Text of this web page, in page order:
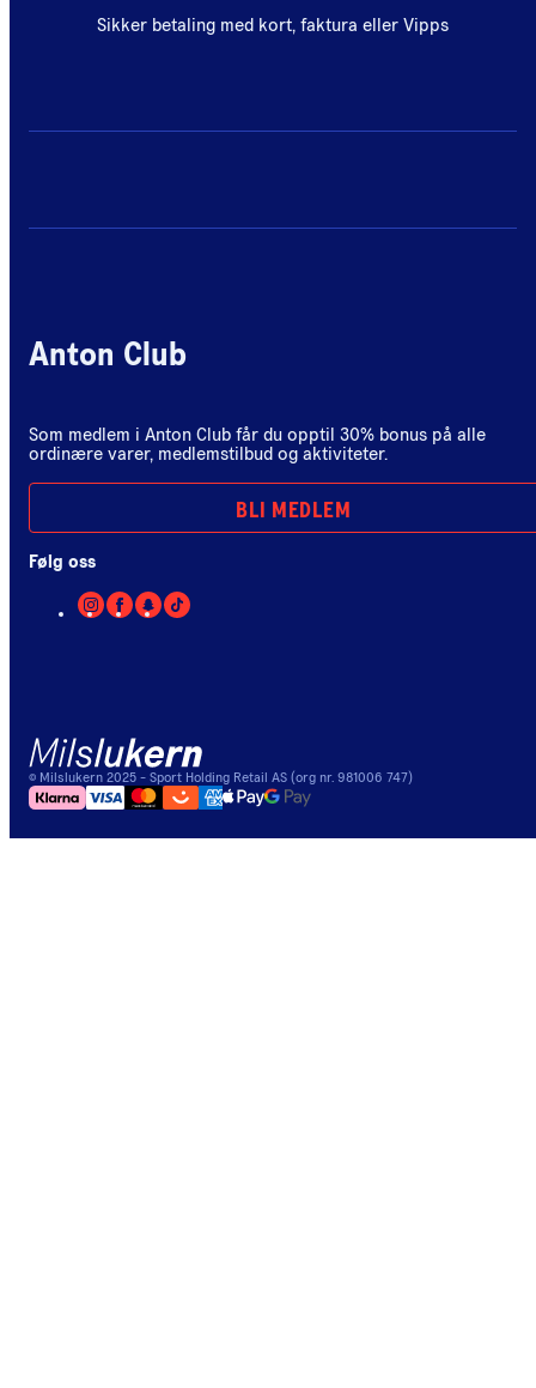
Sikker betaling med kort, faktura eller Vipps
Anton Club
Som medlem i Anton Club får du opptil 30% bonus på alle
ordinære varer, medlemstilbud og aktiviteter.
BLI MEDLEM
Følg oss
© Milslukern 2025 - Sport Holding Retail AS (org nr. 981006 747)